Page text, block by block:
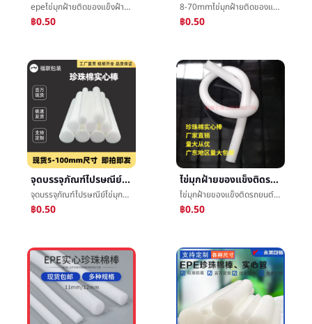
epeไข่มุกฝ้ายติดของแข็งฝ้ายหลอดการพยุงราคาผนังม่านประตูและหน้าต่างการกรอกโฟมฝ้ายติดงานแต่งงานการจัดดอกไม้โฟมติด
฿0.50
8-70mmไข่มุกฝ้ายติดของแข็งepeผนังม่านการอุดรูรั่วการพยุงราคาว่ายน้ำติดขาวสีสเปคสมบูรณ์
฿0.50
จุดบรรจุภัณฑ์ไปรษณีย์ไข่มุกฝ้ายของแข็งติดฝ้ายหลอดโฟมบทความว่ายน้ำการพยุงราคาติดผนังม่านการอุดรูรั่วงานแต่งงานภาพประกอบการกรอก
จุดบรรจุภัณฑ์ไปรษณีย์ไข่มุกฝ้ายของแข็งติดฝ้ายหลอดโฟมบทความว่ายน้ำการพยุงราคาติดผนังม่านการอุดรูรั่วงานแต่งงานภาพประกอบการกรอก
฿0.50
ไข่มุกฝ้ายของแข็งติดรถยนต์ผนังม่านการกรอกการพยุงราคาการอุดรูรั่วงานแต่งงานแทรกสำหรับดอกไม้โฟมบทความฟองน้ำบทความทรงกระบอก
ไข่มุกฝ้ายของแข็งติดรถยนต์ผนังม่านการกรอกการพยุงราคาการอุดรูรั่วงานแต่งงานแทรกสำหรับดอกไม้โฟมบทความฟองน้ำบทความทรงกระบอก
฿0.50